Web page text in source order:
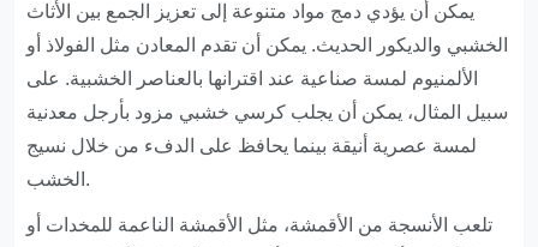
يمكن أن يؤدي دمج مواد متنوعة إلى تعزيز الجمع بين الأثاث
الخشبي والديكور الحديث. يمكن أن تقدم المعادن مثل الفولاذ أو
الألمنيوم لمسة صناعية عند اقترانها بالعناصر الخشبية. على
سبيل المثال، يمكن أن يجلب كرسي خشبي مزود بأرجل معدنية
لمسة عصرية أنيقة بينما يحافظ على الدفء من خلال نسيج
الخشب.
تلعب الأنسجة من الأقمشة، مثل الأقمشة الناعمة للمخدات أو